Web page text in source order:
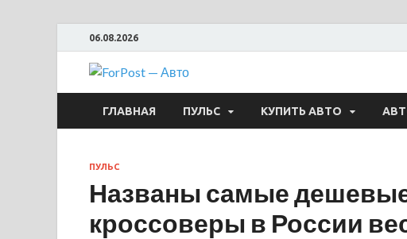
06.08.2026
ForPost —
ГЛАВНАЯ ПУЛЬС КУПИТЬ АВТО
ПУЛЬС
Названы самые
кроссоверы в России